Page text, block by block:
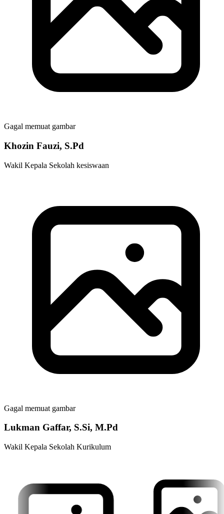
Gagal memuat gambar
Khozin Fauzi, S.Pd
Wakil Kepala Sekolah kesiswaan
Gagal memuat gambar
Lukman Gaffar, S.Si, M.Pd
Wakil Kepala Sekolah Kurikulum